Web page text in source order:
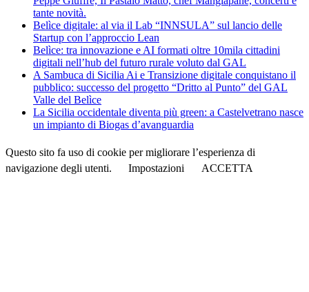
tante novità.
Belìce digitale: al via il Lab “INNSULA” sul lancio delle
Startup con l’approccio Lean
Belìce: tra innovazione e AI formati oltre 10mila cittadini
digitali nell’hub del futuro rurale voluto dal GAL
A Sambuca di Sicilia Ai e Transizione digitale conquistano il
pubblico: successo del progetto “Dritto al Punto” del GAL
Valle del Belìce
La Sicilia occidentale diventa più green: a Castelvetrano nasce
un impianto di Biogas d’avanguardia
Questo sito fa uso di cookie per migliorare l’esperienza di
navigazione degli utenti.
Impostazioni ACCETTA